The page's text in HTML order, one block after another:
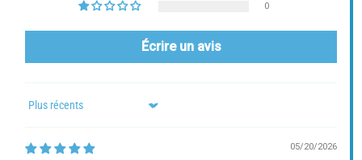
0
Écrire un avis
Sort by
05/20/2026